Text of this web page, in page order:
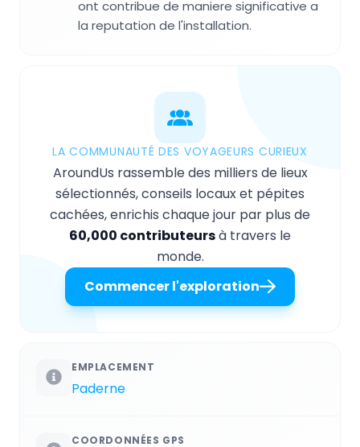
ont contribue de maniere significative a
la reputation de l'installation.
LA COMMUNAUTÉ DES VOYAGEURS CURIEUX
AroundUs rassemble des milliers de lieux
sélectionnés, conseils locaux et pépites
cachées, enrichis chaque jour par plus de
60,000 contributeursà travers le
monde.
Commencer l'exploration
EMPLACEMENT
Paderne
COORDONNÉES GPS